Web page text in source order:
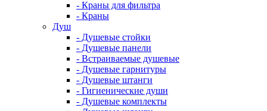
- Краны для фильтра
- Краны
Душ
- Душевые стойки
- Душевые панели
- Встраиваемые душевые
- Душевые гарнитуры
- Душевые штанги
- Гигиенические души
- Душевые комплекты